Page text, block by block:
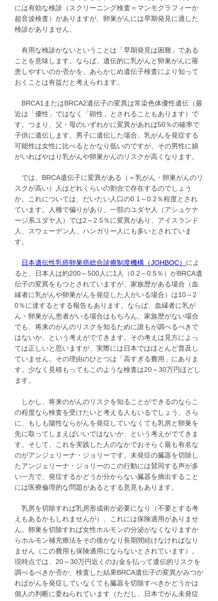
には有効な検診（スクリーニング検査＝マンモグラフィーか
超音波検査）がありますが、卵巣がんには早期発見に適した
検診がありません。
有用な検診がないということは「早期発見は困難」である
ことを意味します。ならば、遺伝的に乳がんと卵巣がんに罹
患しやすいのか否かを、あらかじめ遺伝子検査により知って
おくことは有益だと考えられます。
BRCA1またはBRCA2遺伝子の変異は常染色体優性遺伝（最
近は「優性」ではなく「顕性」とされることもあります）で
す。つまり、父・母のいずれかに変異があれば50％の確率で
子供に遺伝します。男子に遺伝した場合、乳がんを発症する
可能性は女性に比べるとかなり低いのですが、その男性に娘
がいればやはり乳がんや卵巣がんのリスクが高くなります。
では、BRCA遺伝子に変異がある（＝乳がん・卵巣がんのリ
スクが高い）人はどれくらいの割合で存在するのでしょう
か。これについては、だいたい人口の0.1～0.2％程度とされ
ています。人種で偏りがあり、一部のユダヤ人（アシュケナ
ージ系ユダヤ人）では2～2.5％に変異があり、アイスランド
人、スウェーデン人、ハンガリー人にも多いとされていま
す。
日本遺伝性乳癌卵巣癌総合診療制度機構（JOHBOC） によ
ると、日本人は約200～500人に1人（0.2～0.5％）がBRCA遺
伝子の変異をもつとされていますが、家族歴がある場合（血
縁者に乳がんや卵巣がんを発症した人がいる場合）は10～2
0％に達するとする報告もあります。ならば、血縁者に乳が
ん・卵巣がん患者がいる場合はもちろん、家族歴がない場合
でも、将来のがんのリスクを知るために誰もが調べるべきで
はないか、という考えがでてきます。その考えは見方によっ
ては正しいと思いますが、実際には日本ではほとんど普及し
ていません。その理由のひとつは「高すぎる費用」にありま
す。少なく見積もってもこのような検査は20～30万円ほどし
ます。
しかし、将来のがんのリスクを知ることができるのならこ
の程度なら検査を受けたいと考える人もいるでしょう。さら
に、もしも陽性ならがんを発症していなくても乳房と卵巣を
先に取ってしまえばいいではないか、という考えがでてきま
す。そして、これを実践した人のなかでおそらく最も有名な
のがアンジェリーナ・ジョリーです。未発症の臓器を切除し
たアンジェリーナ・ジョリーのこの行動には賛同する声が多
い一方で、発症するかどうか分からない臓器を摘出すること
には医療倫理的な問題があるとする意見もあります。
乳房を切除すれば乳房形成術が必要になり（不要とする考
えもあるかもしれませんが）、これには保険適用がありませ
ん。卵巣を切除すれば女性ホルモンの分泌がなくなりますか
らホルモン補充療法をその後かなり長期間続けなければなり
ません（この費用も保険適用にならないとされています）。
現時点では、20～30万円近くのお金を払って遺伝的リスクを
調べるべきか否か、検査した結果BRCA遺伝子の変異がみつか
ればがんを発症していなくても臓器を切除すべきかどうかは
個人の判断に委ねられています（ただし、日本でがん未発症